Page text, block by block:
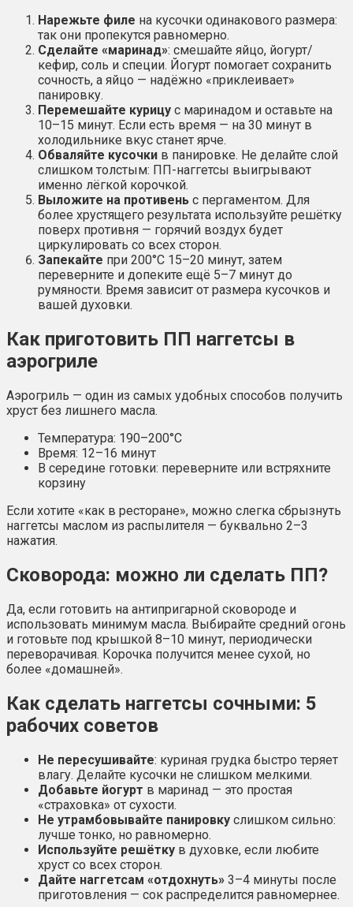
Нарежьте филе на кусочки одинакового размера:
так они пропекутся равномерно.
Сделайте «маринад»: смешайте яйцо, йогурт/
кефир, соль и специи. Йогурт помогает сохранить
сочность, а яйцо — надёжно «приклеивает»
панировку.
Перемешайте курицу с маринадом и оставьте на
10–15 минут. Если есть время — на 30 минут в
холодильнике вкус станет ярче.
Обваляйте кусочки в панировке. Не делайте слой
слишком толстым: ПП-наггетсы выигрывают
именно лёгкой корочкой.
Выложите на противень с пергаментом. Для
более хрустящего результата используйте решётку
поверх противня — горячий воздух будет
циркулировать со всех сторон.
Запекайте при 200°C 15–20 минут, затем
переверните и допеките ещё 5–7 минут до
румяности. Время зависит от размера кусочков и
вашей духовки.
Как приготовить ПП наггетсы в
аэрогриле
Аэрогриль — один из самых удобных способов получить
хруст без лишнего масла.
Температура: 190–200°C
Время: 12–16 минут
В середине готовки: переверните или встряхните
корзину
Если хотите «как в ресторане», можно слегка сбрызнуть
наггетсы маслом из распылителя — буквально 2–3
нажатия.
Сковорода: можно ли сделать ПП?
Да, если готовить на антипригарной сковороде и
использовать минимум масла. Выбирайте средний огонь
и готовьте под крышкой 8–10 минут, периодически
переворачивая. Корочка получится менее сухой, но
более «домашней».
Как сделать наггетсы сочными: 5
рабочих советов
Не пересушивайте: куриная грудка быстро теряет
влагу. Делайте кусочки не слишком мелкими.
Добавьте йогурт в маринад — это простая
«страховка» от сухости.
Не утрамбовывайте панировку слишком сильно:
лучше тонко, но равномерно.
Используйте решётку в духовке, если любите
хруст со всех сторон.
Дайте наггетсам «отдохнуть» 3–4 минуты после
приготовления — сок распределится равномернее.